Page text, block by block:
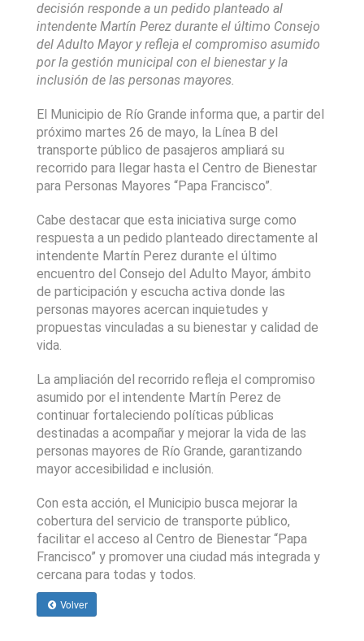
decisión responde a un pedido planteado al
intendente Martín Perez durante el último Consejo
del Adulto Mayor y refleja el compromiso asumido
por la gestión municipal con el bienestar y la
inclusión de las personas mayores.
El Municipio de Río Grande informa que, a partir del
próximo martes 26 de mayo, la Línea B del
transporte público de pasajeros ampliará su
recorrido para llegar hasta el Centro de Bienestar
para Personas Mayores “Papa Francisco”.
Cabe destacar que esta iniciativa surge como
respuesta a un pedido planteado directamente al
intendente Martín Perez durante el último
encuentro del Consejo del Adulto Mayor, ámbito
de participación y escucha activa donde las
personas mayores acercan inquietudes y
propuestas vinculadas a su bienestar y calidad de
vida.
La ampliación del recorrido refleja el compromiso
asumido por el intendente Martín Perez de
continuar fortaleciendo políticas públicas
destinadas a acompañar y mejorar la vida de las
personas mayores de Río Grande, garantizando
mayor accesibilidad e inclusión.
Con esta acción, el Municipio busca mejorar la
cobertura del servicio de transporte público,
facilitar el acceso al Centro de Bienestar “Papa
Francisco” y promover una ciudad más integrada y
cercana para todas y todos.
Volver